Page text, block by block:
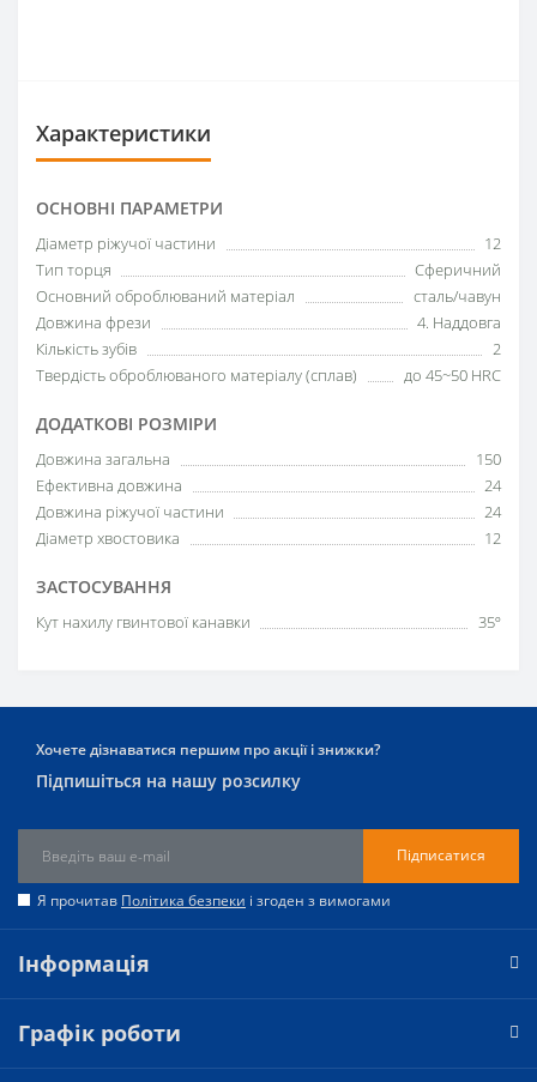
Характеристики
ОСНОВНІ ПАРАМЕТРИ
Діаметр ріжучої частини
12
Тип торця
Сферичний
Основний оброблюваний матеріал
сталь/чавун
Довжина фрези
4. Наддовга
Кількість зубів
2
Твердість оброблюваного матеріалу (сплав)
до 45~50 HRC
ДОДАТКОВІ РОЗМІРИ
Довжина загальна
150
Ефективна довжина
24
Довжина ріжучої частини
24
Діаметр хвостовика
12
ЗАСТОСУВАННЯ
Кут нахилу гвинтової канавки 35º
Хочете дізнаватися першим про акції і знижки?
Підпишіться на нашу розсилку
Підписатися
Я прочитав Політика безпеки і згоден з вимогами
Інформація
Графік роботи